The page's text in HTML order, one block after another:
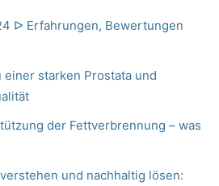
ᐅ Erfahrungen, Bewertungen
einer starken Prostata und
der Fettverbrennung – was
und nachhaltig lösen: